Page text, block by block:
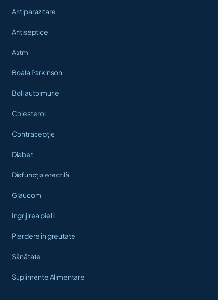
Antiparazitare
Antiseptice
Astm
Boala Parkinson
Boli autoimune
Colesterol
Contracepție
Diabet
Disfuncția erectilă
Glaucom
Îngrijirea pielii
Pierdere în greutate
Sănătate
Suplimente Alimentare